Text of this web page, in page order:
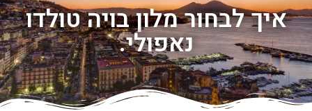
איך לבחור מלון בויה טולדו
נאפולי.